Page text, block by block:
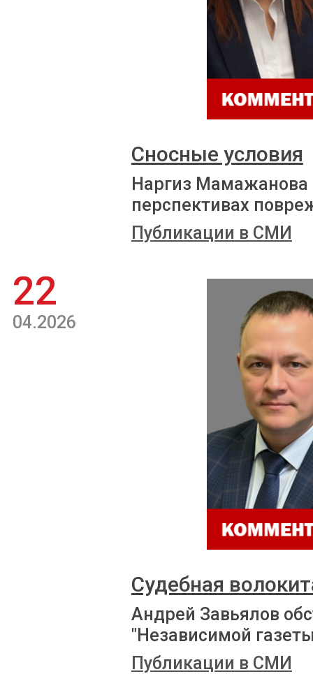
Сносные условия
Наргиз Мамажанова
перспективах
Публикации в СМИ
22
04.2026
Судебная
Андрей Завьялов
"Независимой
Публикации в СМИ